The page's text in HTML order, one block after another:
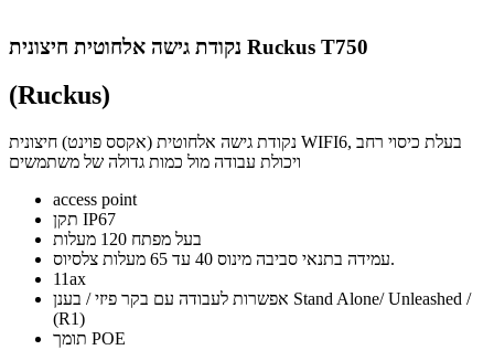
נקודת גישה אלחוטית חיצונית Ruckus T750
(Ruckus)
נקודת גישה אלחוטית (אקסס פוינט) חיצונית WIFI6, בעלת כיסוי רחב
ויכולת עבודה מול כמות גדולה של משתמשים
access point
תקן IP67
בעל מפתח 120 מעלות
עמידה בתנאי סביבה מינוס 40 עד 65 מעלות צלסיוס.
11ax
אפשרות לעבודה עם בקר פיזי / בענן Stand Alone/ Unleashed /
(R1)
תומך POE